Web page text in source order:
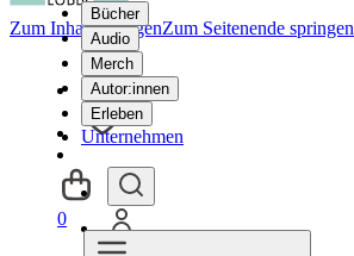
Bücher
Audio
Merch
Autor:innen
Erleben
Unternehmen
Zum Inhalt springenZum Seitenende springen
0